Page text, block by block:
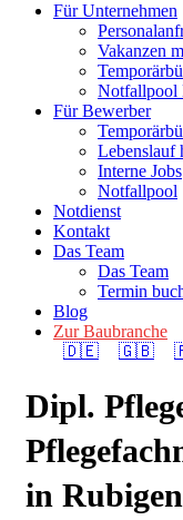
Für Unternehmen
Vakanzen
Notfallpool
Für Bewerber
Lebenslauf
Interne Jobs
Notfallpool
Notdienst
Kontakt
Das Team
Das Team
Termin
Blog
Zur Baubranche
🇩🇪
🇬🇧
Dipl.
in